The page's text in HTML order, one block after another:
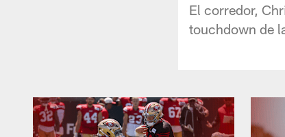
El corredor,
touchdown de